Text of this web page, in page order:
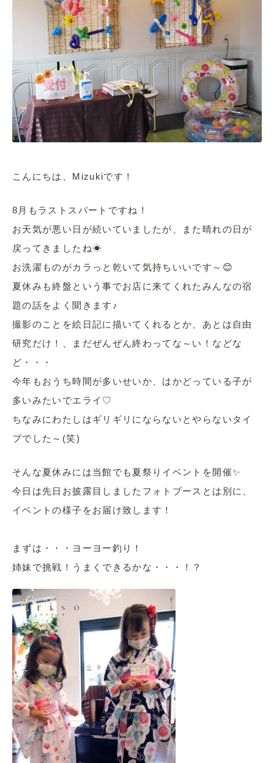
こんにちは、Mizukiです！
8月もラストスパートですね！
お天気が悪い日が続いていましたが、また晴れの日が
戻ってきましたね☀
お洗濯ものがカラっと乾いて気持ちいいです～😊
夏休みも終盤という事でお店に来てくれたみんなの宿
題の話をよく聞きます♪
撮影のことを絵日記に描いてくれるとか、あとは自由
研究だけ！、まだぜんぜん終わってな～い！などな
ど・・・
今年もおうち時間が多いせいか、はかどっている子が
多いみたいでエライ♡
ちなみにわたしはギリギリにならないとやらないタイ
プでした～(笑)
そんな夏休みには当館でも夏祭りイベントを開催✨
今日は先日お披露目しましたフォトブースとは別に、
イベントの様子をお届け致します！
まずは・・・ヨーヨー釣り！
姉妹で挑戦！うまくできるかな・・・！？